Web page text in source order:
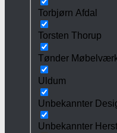
Torbjørn Afdal
Torsten Thorup
Tønder
Uldum
Unbekannter
Unbekannter